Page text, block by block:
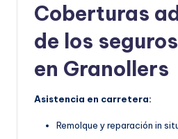
Coberturas
de los
en Granollers
Asistencia en carretera:
Remolque y reparación in